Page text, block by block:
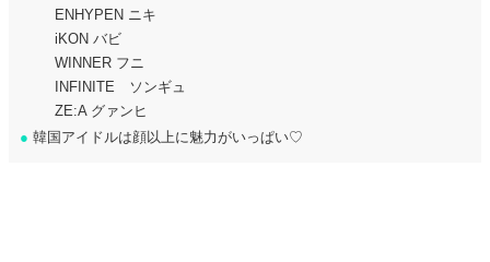
ENHYPEN ニキ
iKON バビ
WINNER フニ
INFINITE ソンギュ
ZE:A グァンヒ
● 韓国アイドルは顔以上に魅力がいっぱい♡